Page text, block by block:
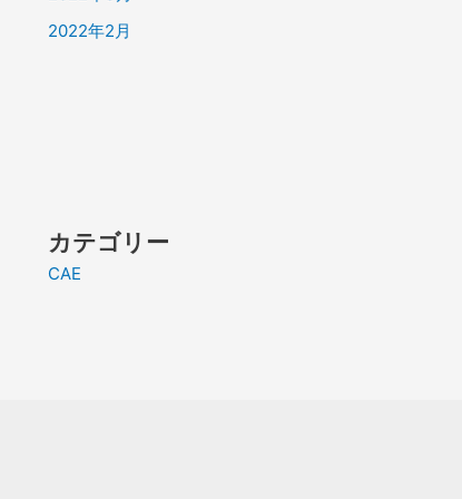
2022年2月
カテゴリー
CAE